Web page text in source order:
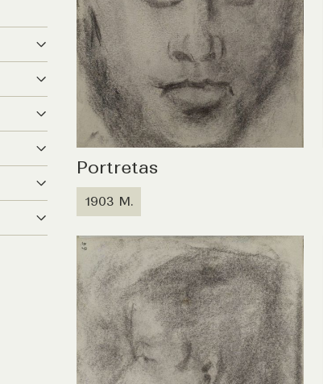
Portretas
1903 M.